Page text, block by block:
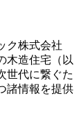
ク株式会社
木造住宅（以
世代に繋ぐた
諸情報を提供